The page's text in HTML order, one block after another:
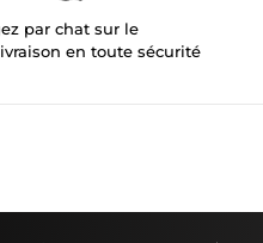
par chat sur le
en toute sécurité